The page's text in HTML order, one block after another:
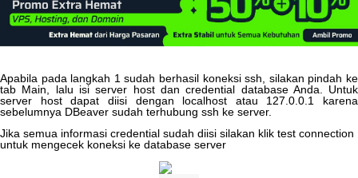
Apabila pada langkah 1 sudah berhasil koneksi ssh silakan pindah ke
tab Main lalu isi server host dan credential database Anda
Untuk
server
host dapat diisi dengan localhost atau 127 .0 .0 1
karena
sebelumnya DBeaver sudah terhubung ssh ke server.
Jika semua informasi credential sudah diisi silakan klik test connection
untuk mengecek koneksi ke database server